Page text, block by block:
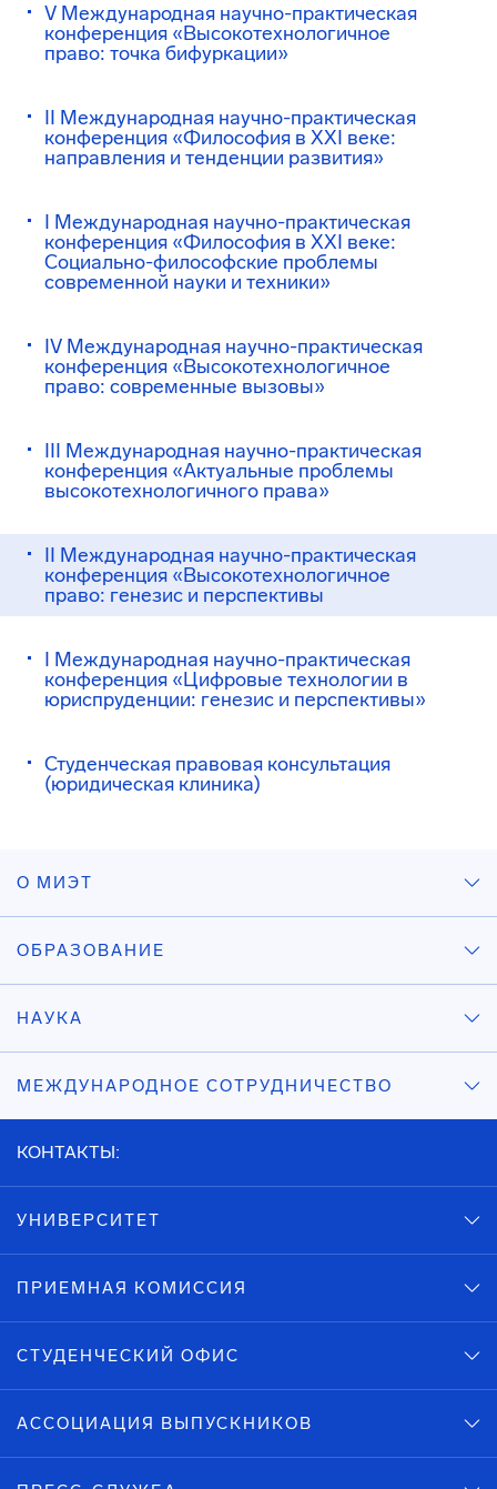
V Международная научно-практическая
конференция «Высокотехнологичное
право: точка бифуркации»
II Международная научно-практическая
конференция «Философия в XXI веке:
направления и тенденции развития»
I Международная научно-практическая
конференция «Философия в XXI веке:
Социально-философские проблемы
современной науки и техники»
IV Международная научно-практическая
конференция «Высокотехнологичное
право: современные вызовы»
III Международная научно-практическая
конференция «Актуальные проблемы
высокотехнологичного права»
II Международная научно-практическая
конференция «Высокотехнологичное
право: генезис и перспективы
I Международная научно-практическая
конференция «Цифровые технологии в
юриспруденции: генезис и перспективы»
Студенческая правовая консультация
(юридическая клиника)
О МИЭТ
ОБРАЗОВАНИЕ
НАУКА
МЕЖДУНАРОДНОЕ СОТРУДНИЧЕСТВО
КОНТАКТЫ:
УНИВЕРСИТЕТ
ПРИЕМНАЯ КОМИССИЯ
СТУДЕНЧЕСКИЙ ОФИС
АССОЦИАЦИЯ ВЫПУСКНИКОВ